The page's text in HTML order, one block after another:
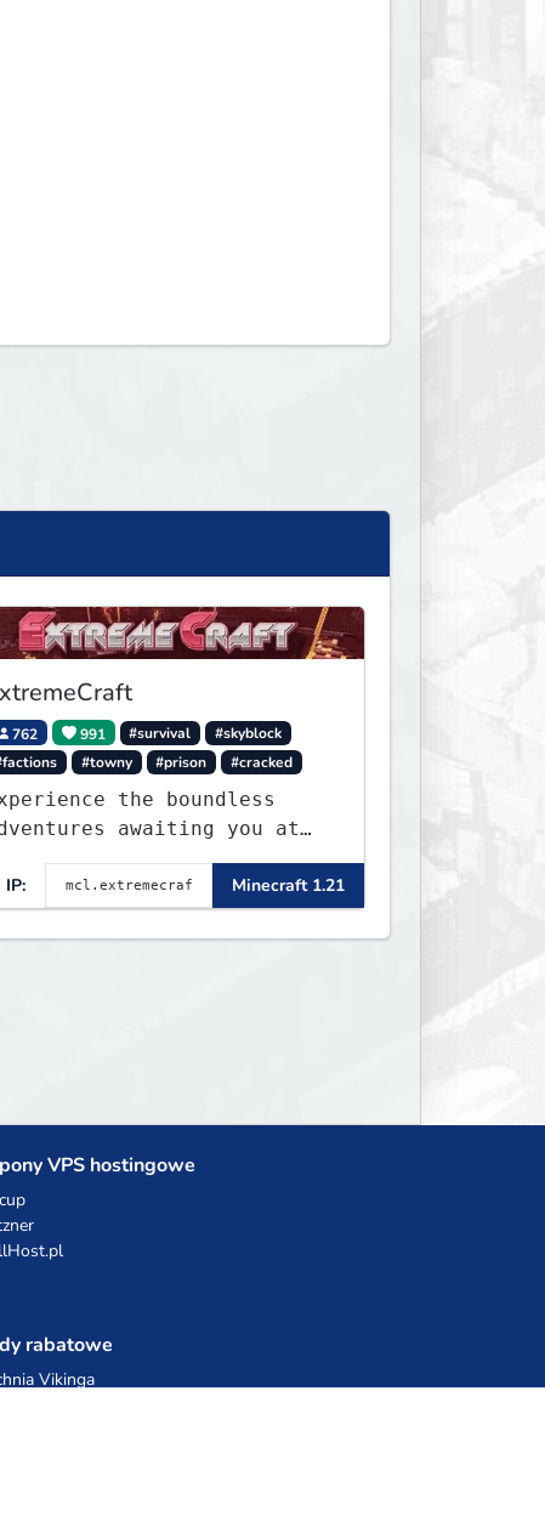
762 991 #survival
#skyblock
#towny #prison #cracked
the boundless
awaiting you at
Embark on
journey through a plethora
exhilarating game modes,
both timeless
IP: Minecraft 1.21
VPS hostingowe
rabatowe
Vikinga